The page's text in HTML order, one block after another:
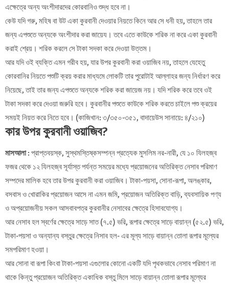
এক্ষেত্রে অন্য অংশীদারদের কোরবানিও শুদ্ধ হবে না।
কেউ যদি গরু, মহিষ বা উট একা কুরবানী দেওয়ার নিয়তে কিনে আর সে ধনী হয়, তাহলে তার
জন্য এপশুতে অন্যকে অংশীদার করা জায়েয। তবে এতে কাউকে শরিক না করে একা কুরবানী
করাই শ্রেয়। শরিক করলে সে টাকা সদকা করে দেওয়া উত্তম।
আর যদি ওই ব্যক্তি এমন গরীব হয়, যার উপর কুরবানী করা ওয়াজিব নয়, তাহলে যেহেতু
কোরবানির নিয়তে পশুটি ক্রয় করার মাধ্যমে লোকটি তার পুরোটাই আল্লাহর জন্য নির্ধারণ করে
নিয়েছে, তাই তার জন্য এপশুতে অন্যকে শরিক করা জায়েজ নয়। যদি শরিক করে তবে ওই
টাকা সদকা করে দেওয়া জরুরি হবে। কুরবানীর পশুতে কাউকে শরিক করতে চাইলে পশু ক্রয়ের
সময়ই নিয়ত করে নিতে হবে। (কাজিখান: ৩/৩৫০-৩৫১, বাদায়েউস সানায়ে: ৪/২১০)
কার উপর কুরবানী ওয়াজিব?
মাসআলা: প্রাপ্তবয়স্ক, সুস্থমস্তিষ্কসম্পন্ন প্রত্যেক মুসলিম নর-নারী, যে ১০ যিলহজ্ব
ফজর থেকে ১২ যিলহজ্ব সূর্যাস্ত পর্যন্ত সময়ের মধ্যে প্রয়োজনের অতিরিক্ত নেসাব পরিমাণ
সম্পদের মালিক হবে তার উপর কুরবানী করা ওয়াজিব। টাকা-পয়সা, সোনা-রূপা, অলঙ্কার,
বসবাস ও খোরাকির প্রয়োজন আসে না এমন জমি, প্রয়োজন অতিরিক্ত বাড়ি, ব্যবসায়িক পণ্য
ও অপ্রয়োজনীয় সকল আসবাবপত্র কুরবানীর নেসাবের ক্ষেত্রে হিসাবযোগ্য।
আর নেসাব হল স্বর্ণের ক্ষেত্রে সাড়ে সাত (৭.৫) ভরি, রূপার ক্ষেত্রে সাড়ে বায়ান্ন (৫২.৫) ভরি,
টাকা-পয়সা ও অন্যান্য বস্তুর ক্ষেত্রে নিসাব হল- এর মূল্য সাড়ে বায়ান্ন তোলা রূপার মূল্যের
সমপরিমাণ হওয়া।
আর সোনা বা রূপা কিংবা টাকা-পয়সা এগুলোর কোনো একটি যদি পৃথকভাবে নেসাব পরিমাণ না
থাকে কিন্তু প্রয়োজন অতিরিক্ত একাধিক বস্তু মিলে সাড়ে বায়ান্ন তোলা রূপার মূল্যের